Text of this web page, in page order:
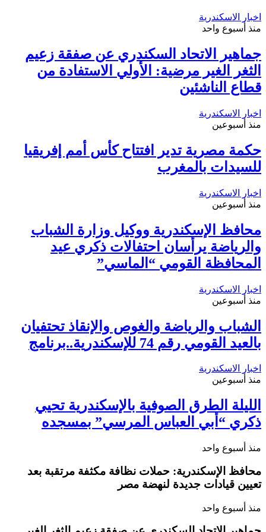
اخبار الاسكندرية
منذ أسبوع واحد
جماهير الاتحاد السكندري عن صفقة زعيم
الثغر الغير مرضية: الأولي الاستفادة من
قطاع الناشئين
اخبار الاسكندرية
منذ أسبوعين
حكمة مصرية تدير افتتاح كأس أمم إفريقيا
للسيدات بالمغرب
اخبار الاسكندرية
منذ أسبوعين
محافظ الإسكندرية ووكيل وزارة الشباب
والرياضة يرأسان احتفالات ذكري عيد
المحافظة القومي “الماسي”
اخبار الاسكندرية
منذ أسبوعين
الشباب والرياضة والغوص والإنقاذ تحتفيان
بالعيد القومي رقم 74 للإسكندرية..برنامج
اخبار الاسكندرية
منذ أسبوعين
الليلة الطرق الصوفية بالإسكندرية تحيي
ذكري “أبي العباس المرسي” بمسجده
منذ أسبوع واحد
محافظ الإسكندرية: حملات نظافة مكثفة مرتقبة بعد
تعيين قيادات جديدة لنهضة مصر
منذ أسبوع واحد